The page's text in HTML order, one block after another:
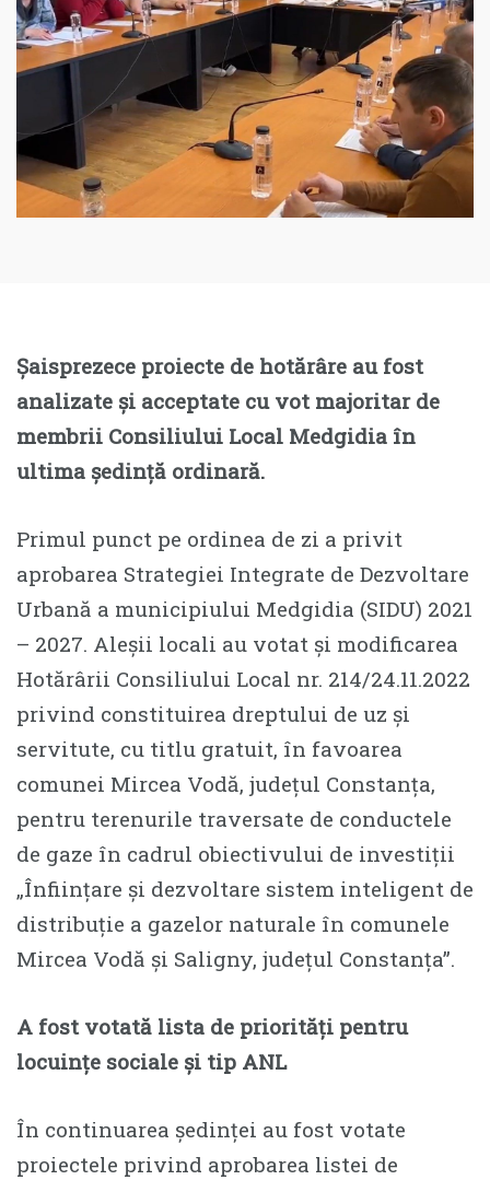
Șaisprezece proiecte de hotărâre au fost
analizate și acceptate cu vot majoritar de
membrii Consiliului Local Medgidia în
ultima ședință ordinară.
Primul punct pe ordinea de zi a privit
aprobarea Strategiei Integrate de Dezvoltare
Urbană a municipiului Medgidia (SIDU) 2021
– 2027. Aleșii locali au votat și modificarea
Hotărârii Consiliului Local nr. 214/24.11.2022
privind constituirea dreptului de uz și
servitute, cu titlu gratuit, în favoarea
comunei Mircea Vodă, județul Constanța,
pentru terenurile traversate de conductele
de gaze în cadrul obiectivului de investiții
„Înființare și dezvoltare sistem inteligent de
distribuție a gazelor naturale în comunele
Mircea Vodă și Saligny, județul Constanța”.
A fost votată lista de priorități pentru
locuințe sociale și tip ANL
În continuarea ședinței au fost votate
proiectele privind aprobarea listei de